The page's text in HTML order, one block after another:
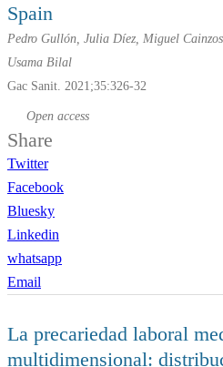
Spain
Pedro Gullón, Julia Díez, Miguel
Usama Bilal
Gac Sanit. 2021;35:326-32
Open access
Share
Twitter
Facebook
Bluesky
Linkedin
whatsapp
Email
La precariedad laboral
multidimensional: